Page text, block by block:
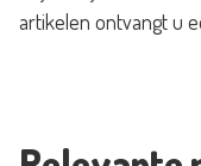
artikelen ontvangt u